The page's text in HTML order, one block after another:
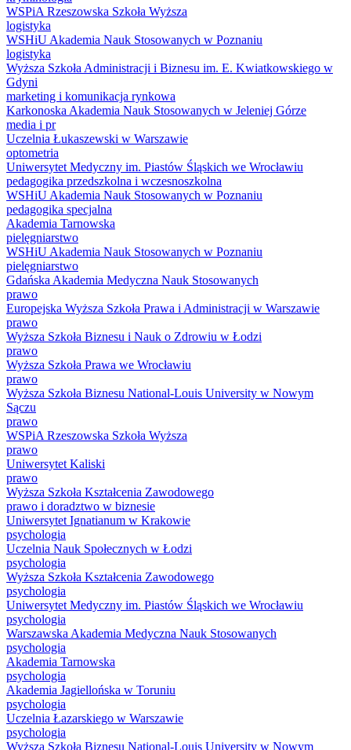
WSPiA Rzeszowska Szkoła Wyższa
logistyka
WSHiU Akademia Nauk Stosowanych w Poznaniu
logistyka
Wyższa Szkoła Administracji i Biznesu im. E. Kwiatkowskiego w
Gdyni
marketing i komunikacja rynkowa
Karkonoska Akademia Nauk Stosowanych w Jeleniej Górze
media i pr
Uczelnia Łukaszewski w Warszawie
optometria
Uniwersytet Medyczny im. Piastów Śląskich we Wrocławiu
pedagogika przedszkolna i wczesnoszkolna
WSHiU Akademia Nauk Stosowanych w Poznaniu
pedagogika specjalna
Akademia Tarnowska
pielęgniarstwo
WSHiU Akademia Nauk Stosowanych w Poznaniu
pielęgniarstwo
Gdańska Akademia Medyczna Nauk Stosowanych
prawo
Europejska Wyższa Szkoła Prawa i Administracji w Warszawie
prawo
Wyższa Szkoła Biznesu i Nauk o Zdrowiu w Łodzi
prawo
Wyższa Szkoła Prawa we Wrocławiu
prawo
Wyższa Szkoła Biznesu National-Louis University w Nowym
Sączu
prawo
WSPiA Rzeszowska Szkoła Wyższa
prawo
Uniwersytet Kaliski
prawo
Wyższa Szkoła Kształcenia Zawodowego
prawo i doradztwo w biznesie
Uniwersytet Ignatianum w Krakowie
psychologia
Uczelnia Nauk Społecznych w Łodzi
psychologia
Wyższa Szkoła Kształcenia Zawodowego
psychologia
Uniwersytet Medyczny im. Piastów Śląskich we Wrocławiu
psychologia
Warszawska Akademia Medyczna Nauk Stosowanych
psychologia
Akademia Tarnowska
psychologia
Akademia Jagiellońska w Toruniu
psychologia
Uczelnia Łazarskiego w Warszawie
psychologia
Wyższa Szkoła Biznesu National-Louis University w Nowym